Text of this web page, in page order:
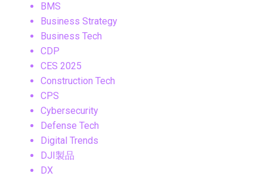
BMS
Business Strategy
Business Tech
CDP
CES 2025
Construction Tech
CPS
Cybersecurity
Defense Tech
Digital Trends
DJI製品
DX